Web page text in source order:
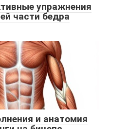
упражнения
части бедра
и анатомия